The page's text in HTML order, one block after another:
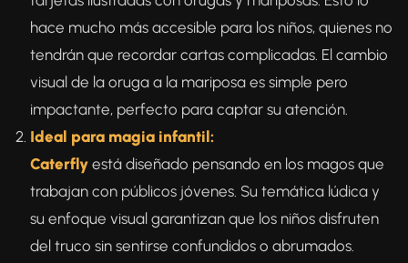
hace mucho más accesible para los niños, quienes no
tendrán que recordar cartas complicadas. El cambio
visual de la oruga a la mariposa es simple pero
impactante, perfecto para captar su atención.
Ideal para magia infantil:
Caterfly está diseñado pensando en los magos que
trabajan con públicos jóvenes. Su temática lúdica y
su enfoque visual garantizan que los niños disfruten
del truco sin sentirse confundidos o abrumados.